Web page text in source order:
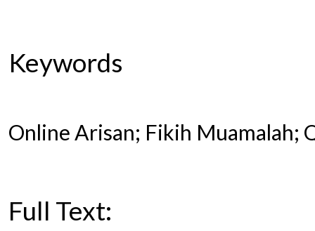
Keywords
Online Arisan; Fikih Muamalah;
Full Text: